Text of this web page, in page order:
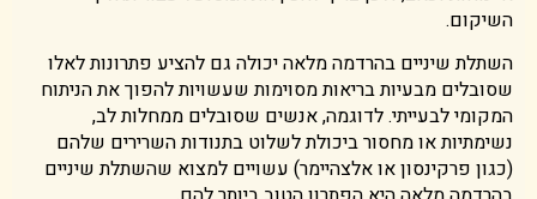
השיקום.
השתלת שיניים בהרדמה מלאה יכולה גם להציע פתרונות לאלו
שסובלים מבעיות בריאות מסוימות שעשויות להפוך את הניתוח
המקומי לבעייתי. לדוגמה, אנשים שסובלים ממחלות לב,
נשימתיות או מחסור ביכולת לשלוט בתנודות השרירים שלהם
(כגון פרקינסון או אלצהיימר) עשויים למצוא שהשתלת שיניים